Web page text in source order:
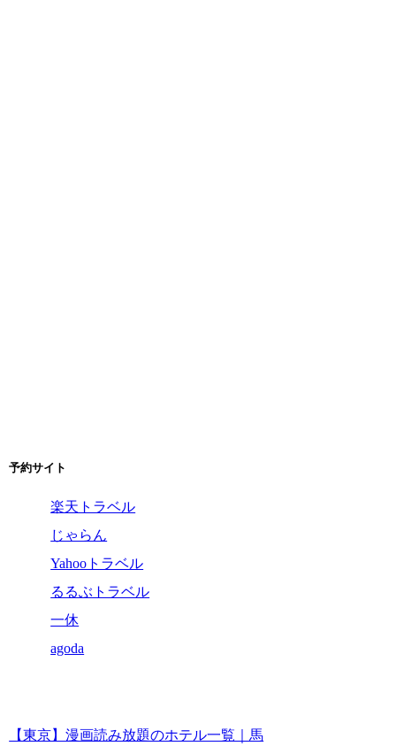
予約サイト
楽天トラベル
じゃらん
Yahooトラベル
るるぶトラベル
一休
agoda
【東京】漫画読み放題のホテル一覧｜馬